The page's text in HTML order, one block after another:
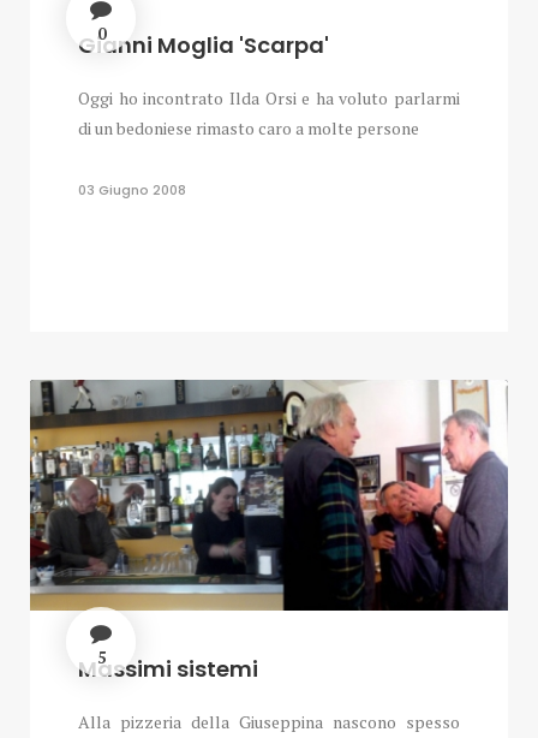
0
Gianni Moglia 'Scarpa'
Oggi ho incontrato Ilda Orsi e ha voluto parlarmi
di un bedoniese rimasto caro a molte persone
03 Giugno 2008
5
Massimi sistemi
Alla pizzeria della Giuseppina nascono spesso